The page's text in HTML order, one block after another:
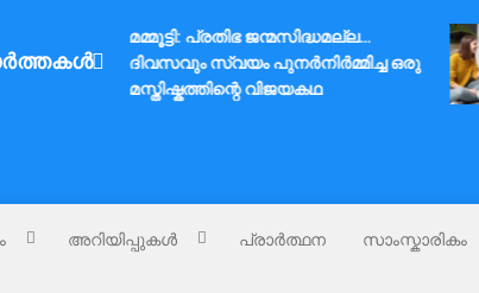
മമ്മൂട്ടി: പ്രതിഭ ജന്മസിദ്ധമല്ല…
ദിവസവും സ്വയം പുനർനിർമ്മിച്ച ഒരു
മസ്തിഷ്കത്തിന്റെ വിജയകഥ
അറിയിപ്പുകൾ പ്രാർത്ഥന സാംസ്കാരികം